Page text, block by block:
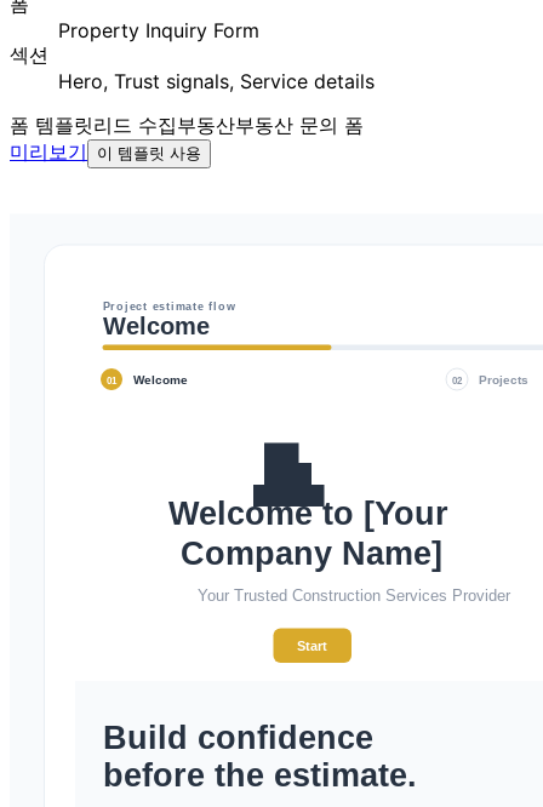
Property Inquiry Form
섹션
Hero, Trust signals, Service details
폼 템플릿리드 수집부동산부동산 문의 폼
미리보기
이 템플릿 사용